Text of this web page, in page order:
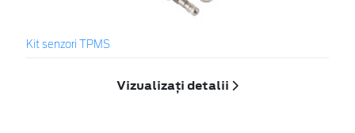
Kit senzori TPMS
Vizualizați detalii